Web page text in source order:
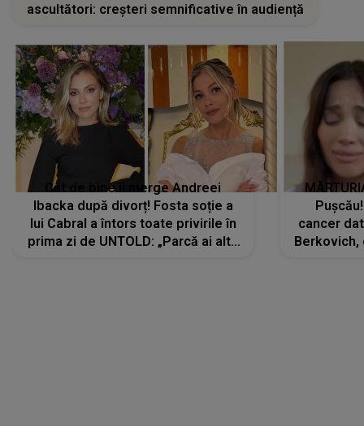
ascultători: creșteri semnificative în audiență
Cât de bine îi merge Andreei
Ibacka după divorț! Fosta soție a
lui Cabral a întors toate privirile în
prima zi de UNTOLD: „Parcă ai altă
cancer
Berkovich,